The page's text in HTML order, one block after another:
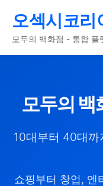
오섹시코리
모두의 백화점 - 통합 플
모두의 백
10대부터 40대까
쇼핑부터 창업, 엔